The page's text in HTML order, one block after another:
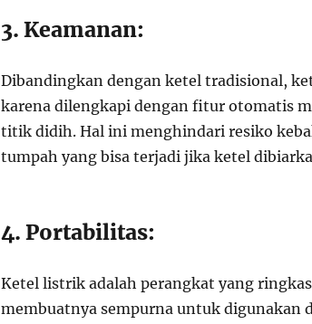
3. Keamanan:
Dibandingkan dengan ketel tradisional,
karena dilengkapi dengan fitur otomatis
titik didih. Hal ini menghindari resiko
tumpah yang bisa terjadi jika ketel
4. Portabilitas:
Ketel listrik adalah perangkat yang
membuatnya sempurna untuk digunakan